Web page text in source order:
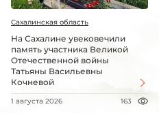
Сахалинская область
На Сахалине увековечили
память участника Великой
Отечественной войны
Татьяны Васильевны
Кочневой
1 августа 2026 163